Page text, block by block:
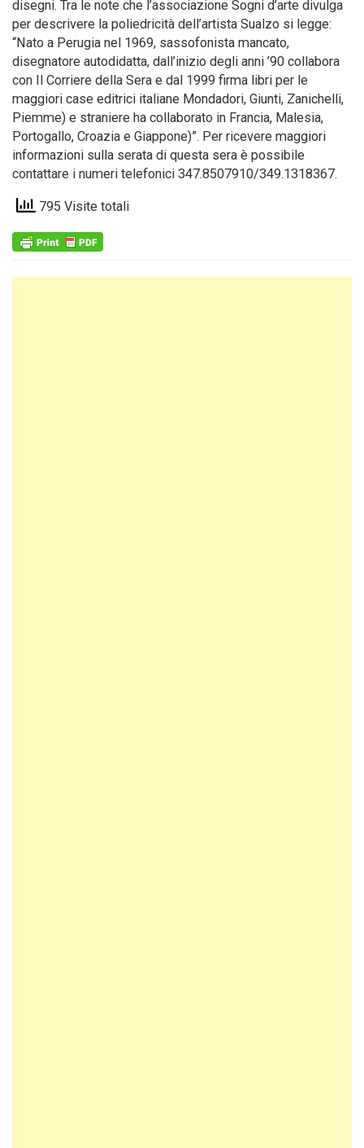
disegni. Tra le note che l’associazione Sogni d’arte divulga
per descrivere la poliedricità dell’artista Sualzo si legge:
“Nato a Perugia nel 1969, sassofonista mancato,
disegnatore autodidatta, dall’inizio degli anni ’90 collabora
con Il Corriere della Sera e dal 1999 firma libri per le
maggiori case editrici italiane Mondadori, Giunti, Zanichelli,
Piemme) e straniere ha collaborato in Francia, Malesia,
Portogallo, Croazia e Giappone)”. Per ricevere maggiori
informazioni sulla serata di questa sera è possibile
contattare i numeri telefonici 347.8507910/349.1318367.
795 Visite totali